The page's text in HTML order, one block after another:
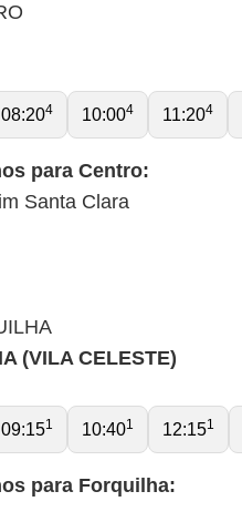
08:204 10:004 11:204
para Centro:
Santa Clara
(VILA CELESTE)
09:151 10:401 12:151
para Forquilha: